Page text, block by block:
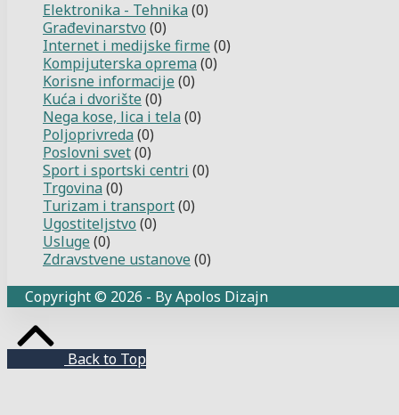
Elektronika - Tehnika(0)
Građevinarstvo (0)
Internet i medijske firme (0)
Kompijuterska oprema(0)
Korisne informacije (0)
Kuća i dvorište (0)
Nega kose, lica i tela(0)
Poljoprivreda(0)
Poslovni svet(0)
Sport i sportski centri (0)
Trgovina(0)
Turizam i transport(0)
Ugostiteljstvo (0)
Usluge (0)
Zdravstvene ustanove (0)
Copyright © 2026 - By Apolos Dizajn
Back to Top